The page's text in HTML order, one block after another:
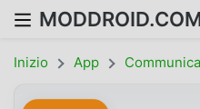
Inizio App